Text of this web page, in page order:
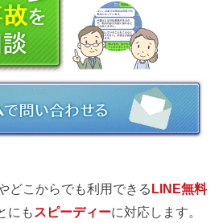
どこからでも利用できるLINE無料
にも スピーディーに対応します。